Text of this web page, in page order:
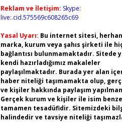
Reklam ve İletişim: Skype:
live:.cid.575569c608265c69
Yasal Uyarı: Bu internet sitesi,
marka, kurum veya şahıs şirketi ile
bağlantısı bulunmamaktadır. Sitede
kendi hazırladığımız makaleler
paylaşılmaktadır. Burada yer alan
haber niteliği taşımamakta olup,
ve kişiler hakkında paylaşım
Gerçek kurum ve kişiler ile isim
tamamen tesadüfidir. Sitemizdeki
halindedir ve tavsiye niteliği